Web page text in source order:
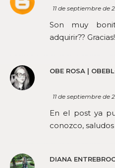
11 de septiembre de
Son muy
adquirir?? Gracias!
OBE ROSA |
11 de septiembre de
En el post ya
conozco, saludos
DIANA